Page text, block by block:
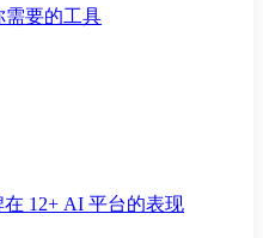
需要的工具
12+ AI 平台的表现